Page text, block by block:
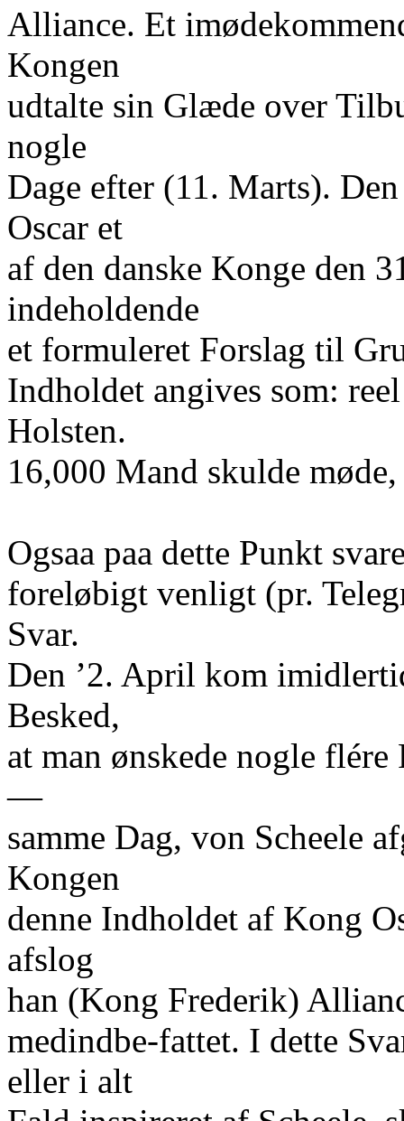
Alliance. Et
Kongen
udtalte sin Glæde over
nogle
Dage efter (11. Marts).
Oscar et
af den danske Konge den
indeholdende
et formuleret Forslag til
Indholdet angives som:
Holsten.
16,000 Mand skulde
Ogsaa paa dette Punkt
foreløbigt venligt (pr.
Svar.
Den ’2. April kom
Besked,
at man ønskede nogle
—
samme Dag, von Scheele
Kongen
denne Indholdet af Kong
afslog
han (Kong Frederik)
medindbe-fattet. I dette
eller i alt